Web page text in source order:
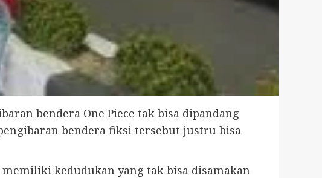
bendera One Piece tak bisa dipandang
bendera fiksi tersebut justru bisa
kedudukan yang tak bisa disamakan